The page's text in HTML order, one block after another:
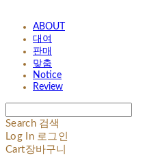
ABOUT
대여
판매
맞춤
Notice
Review
Search 검색
Log In 로그인
Cart장바구니